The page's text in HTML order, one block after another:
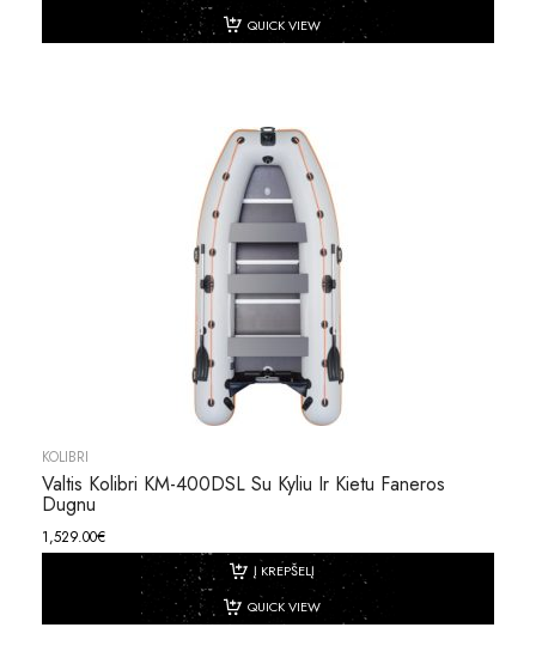
QUICK VIEW
KOLIBRI
Valtis Kolibri KM-400DSL Su Kyliu Ir Kietu Faneros
Dugnu
1,529.00€
Į KREPŠELĮ
QUICK VIEW